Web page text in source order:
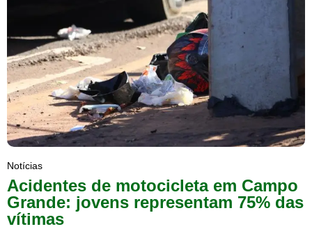
Notícias
Acidentes de motocicleta em Campo
Grande: jovens representam 75% das
vítimas